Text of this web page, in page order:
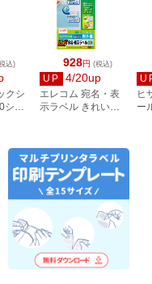
928円 (税込)
UP 4/20up
エレコム 宛名・表
示ラベル きれい貼
ヒ
ー
込)
クシ
ー